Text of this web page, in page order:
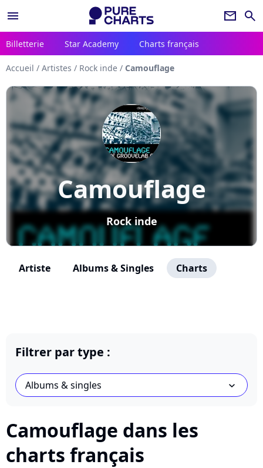
menu newsletter search
Billetterie Star Academy Charts français
Accueil / Artistes / Rock inde / Camouflage
Camouflage
Rock inde
Artiste Albums & Singles Charts
Filtrer par type :
Albums & singles chevron_bot
Camouflage dans les
charts français